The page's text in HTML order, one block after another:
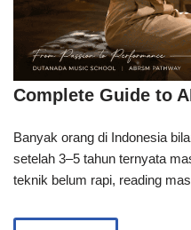
Complete Guide to
Banyak orang di Indonesia
setelah 3–5 tahun ternyata
teknik belum rapi, reading